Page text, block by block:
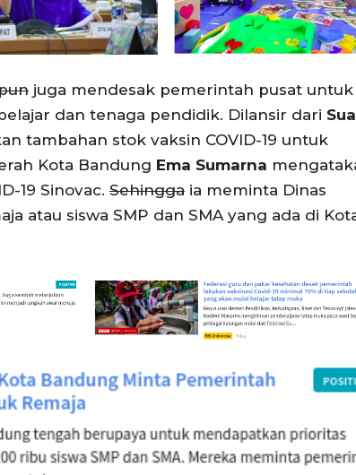
juga mendesak pemerintah pusat untuk
dan tenaga pendidik. Dilansir dari
tambahan stok vaksin COVID-19 untuk
Kota Bandung Ema Sumarna
19 Sinovac. Sehingga ia meminta Dinas
atau siswa SMP dan SMA yang ada di